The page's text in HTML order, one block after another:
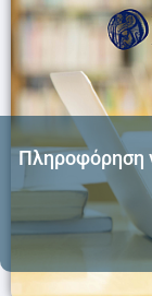
Πληροφόρηση